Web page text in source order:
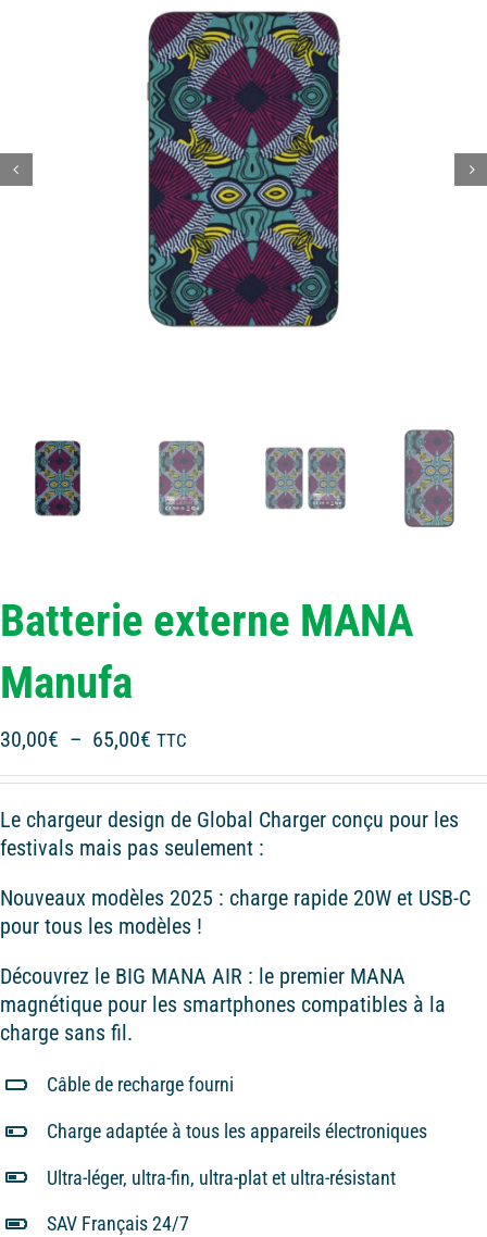
Batterie externe MANA
Manufa
30,00€ – 65,00€ Plage
30,00€
à
TTC
Le chargeur design de Global Charger conçu pour les
festivals mais pas seulement :
Nouveaux modèles 2025 : charge rapide 20W et USB-C
pour tous les modèles !
Découvrez le BIG MANA AIR : le premier MANA
magnétique pour les smartphones compatibles à la
charge sans fil.
Câble de recharge fourni
Charge adaptée à tous les appareils électroniques
Ultra-léger, ultra-fin, ultra-plat et ultra-résistant
SAV Français 24/7